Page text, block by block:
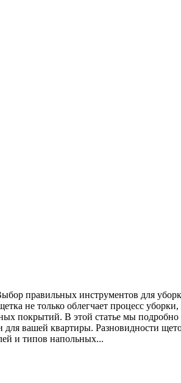
правильных инструментов для
не только облегчает процесс
покрытий. В этой статье мы
вашей квартиры. Разновидности
и типов напольных...